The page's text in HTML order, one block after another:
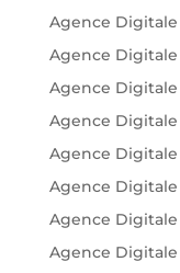
Agence Digitale
Agence Digitale
Agence Digitale
Agence Digitale
Agence Digitale
Agence Digitale
Agence Digitale
Agence Digitale